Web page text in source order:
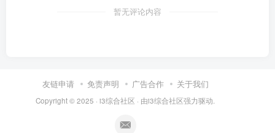
暂无评论内容
友链申请 免责声明 广告合作 关于我们
Copyright © 2025 · i3综合社区 · 由i3综合社区强力驱动.